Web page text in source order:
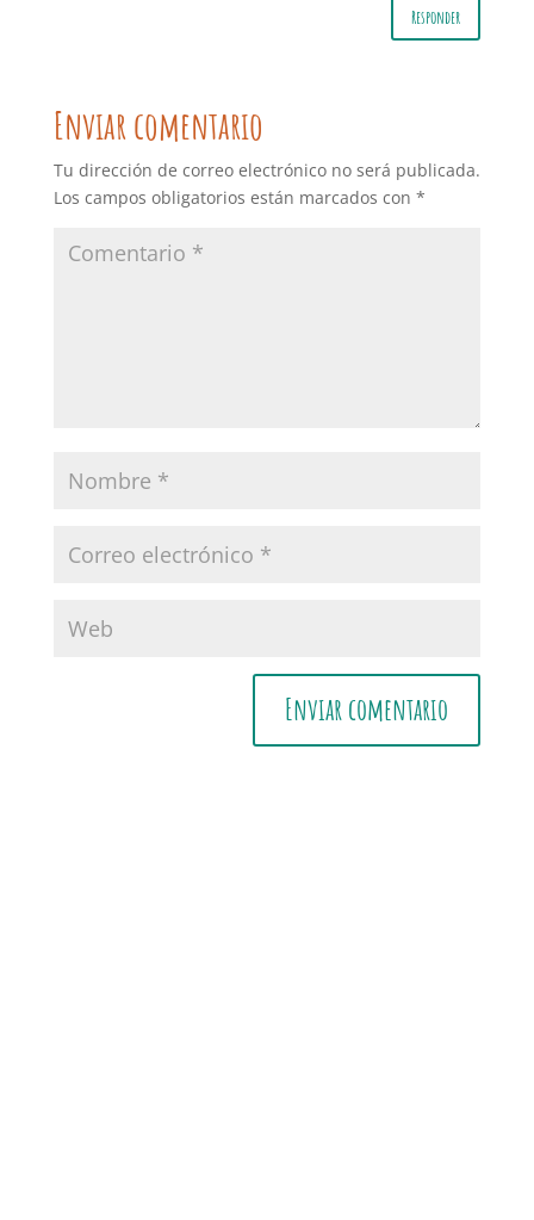
Responder
Enviar comentario
Tu dirección de correo electrónico no será publicada.
Los campos obligatorios están marcados con *